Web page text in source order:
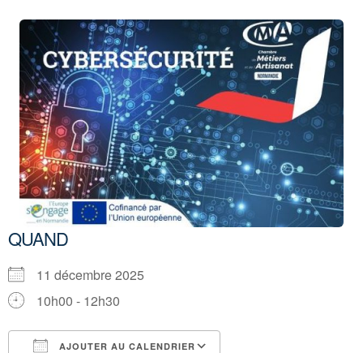
QUAND
11 décembre 2025
10h00 - 12h30
AJOUTER AU CALENDRIER